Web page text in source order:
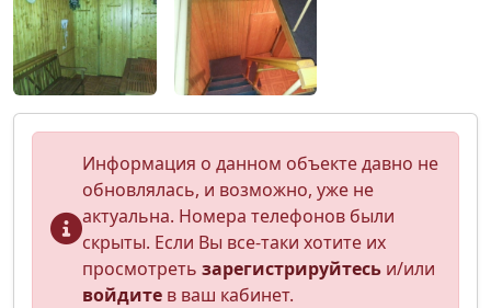
Информация о данном объекте давно не
обновлялась, и возможно, уже не
актуальна. Номера телефонов были
скрыты. Если Вы все-таки хотите их
просмотреть зарегистрируйтесь и/или
войдите в ваш кабинет.